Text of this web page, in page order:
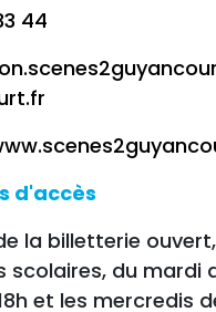
44
d'accès
la billetterie
scolaires, du mardi
et les mercredis